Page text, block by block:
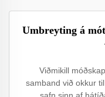
Umbreyting á
Viðmikill
samband við okkur
safn sinn af